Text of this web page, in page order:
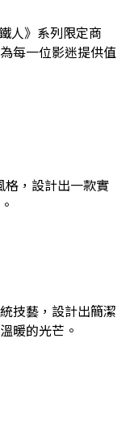
人》系列限定商
每一位影迷提供值
格，設計出一款實
技藝，設計出簡潔
暖的光芒。